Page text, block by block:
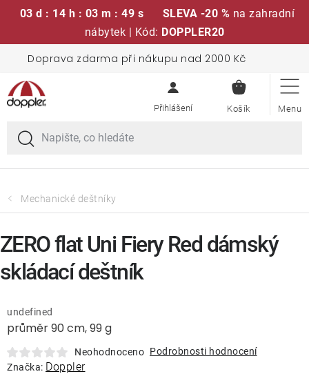
03 d : 14 h : 03 m : 48 s SLEVA -20 % na zahradní
nábytek | Kód: DOPPLER20
obsah
Doprava zdarma při nákupu nad 2000 Kč
KOŠÍK
Sedací soupravy
Slunečníky
Křesla a židle
Lavice a houpačky
Lehátka
Doplňky
Mechanické deštníky
průměr 90 cm, 99 g
undefined
Neohodnoceno Podrobnosti hodnocení
Značka: Doppler
ZERO flat Uni Fiery Red dámský
skládací deštník